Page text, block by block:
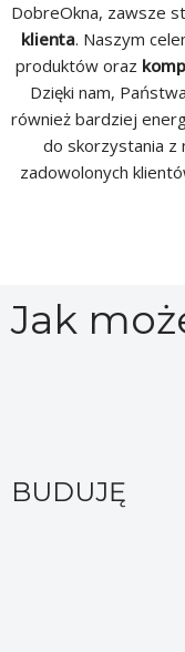
DobreOkna, zawsze
klienta. Naszym
produktów oraz
Dzięki nam,
również bardziej
do skorzystania z
zadowolonych
Jak
BUDUJĘ